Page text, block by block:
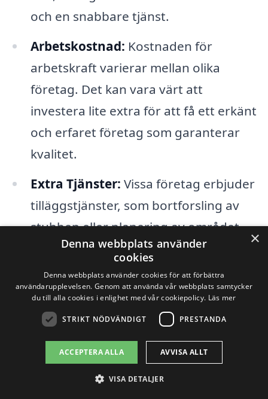
och en snabbare tjänst.
Arbetskostnad: Kostnaden för
arbetskraft varierar mellan olika
företag. Det kan vara värt att
investera lite extra för att få ett erkänt
och erfaret företag som garanterar
kvalitet.
Extra Tjänster: Vissa företag erbjuder
tilläggstjänster, som bortforsling av
stubben eller planering av området
efter fräsning, vilket kan påverka den
totala kostnaden.
För att få bästa möjliga pris på
stubbfräsning i Drottningholm är det en
bra idé att begära offerter från olika
specialister i ditt område. Genom att göra
×
Denna webbplats använder
cookies
Denna webbplats använder cookies för att förbättra
användarupplevelsen. Genom att använda vår webbplats samtycker
du till alla cookies i enlighet med vår cookiepolicy. Läs mer
STRIKT NÖDVÄNDIGT PRESTANDA
ACCEPTERA ALLA AVVISA ALLT
VISA DETALJER